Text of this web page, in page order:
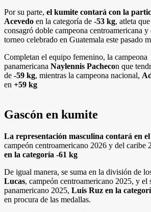
Por su parte, el kumite contará con la
Acevedo en la categoría de -53 kg, atleta
consagró doble campeona centroamericana
torneo celebrado en Guatemala este pasado
Completan el equipo femenino, la campeona
panamericana Naylennis Pachecon que
de -59 kg, mientras la campeona nacional,
en +59 kg
Gascón en kumite
La representación masculina contará en
campeón centroamericano 2026 y del caribe
en la categoría -61 kg
De igual manera, se suma en la división de
Lucas, campeón centroamericano 2025, y el
panamericano 2025, Luis Ruz en la
en procura de las medallas.